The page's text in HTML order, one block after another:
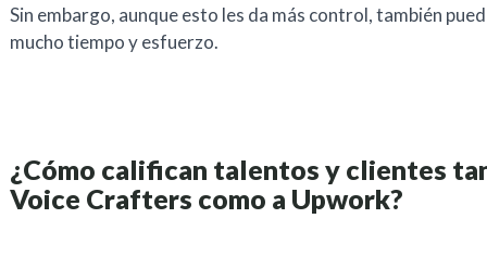
Sin embargo, aunque esto les da más control, también
mucho tiempo y esfuerzo.
¿Cómo califican talentos y clientes
Voice Crafters como a Upwork?